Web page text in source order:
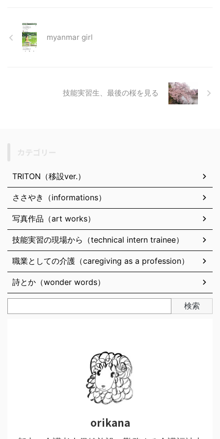
myanmar girl
技能実習生、最後の桜を見る
TRITON（移設ver.）
ささやき（informations）
写真作品（art works）
技能実習の現場から（technical intern trainee）
職業としての介護（caregiving as a profession）
詩とか（wonder words）
検索
orikana